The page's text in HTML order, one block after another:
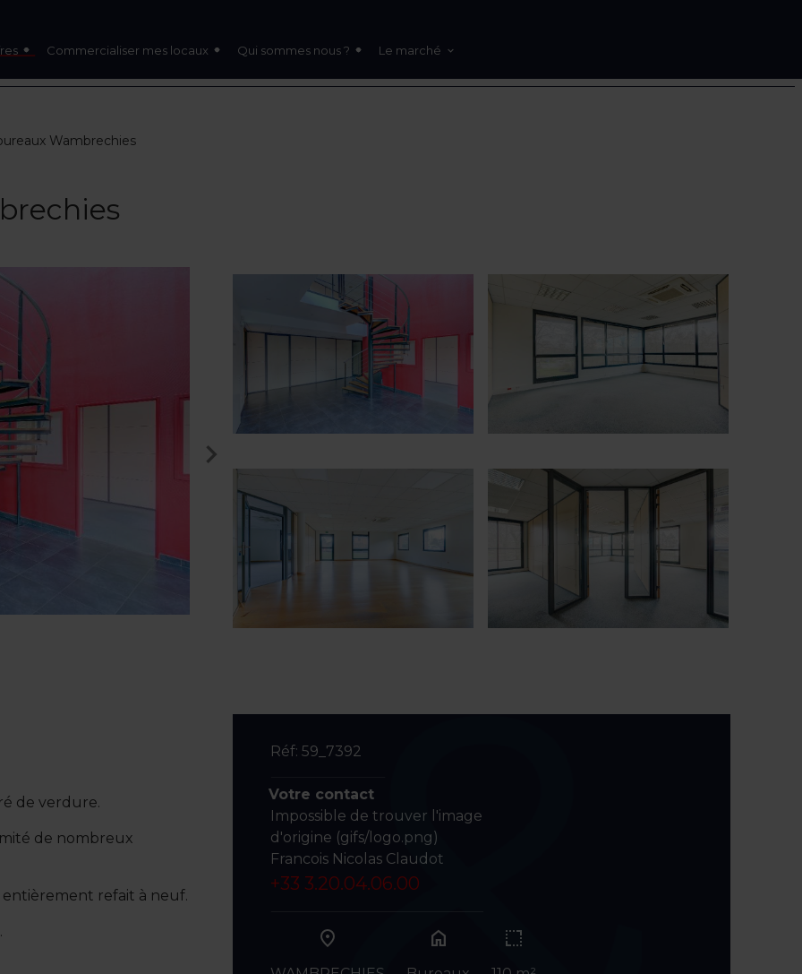
Commercialiser mes locaux Qui sommes nous ? Le marché
Wambrechies
de verdure.
de nombreux
refait à neuf.
Réf: 59_7392
Votre contact
Impossible de trouver l'image
d'origine (gifs/logo.png)
Francois Nicolas Claudot
+33 3.20.04.06.00
home